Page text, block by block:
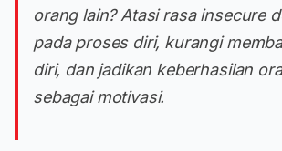
orang lain? Atasi rasa insecure
pada proses diri, kurangi
diri, dan jadikan keberhasilan
sebagai motivasi.